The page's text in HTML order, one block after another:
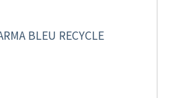
BLEU RECYCLE